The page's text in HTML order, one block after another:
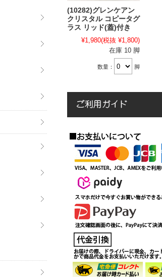
(10282)グレンケアン
クリスタル コピータグ
ラス リッド(蓋)付き
¥1,980(税抜 ¥1,800)
在庫 10 脚
数量： 脚